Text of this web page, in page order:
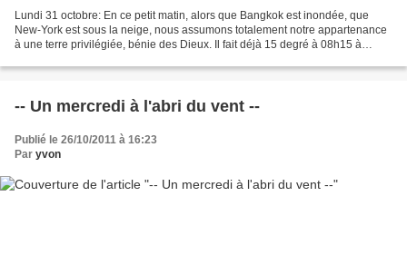
Lundi 31 octobre: En ce petit matin, alors que Bangkok est inondée, que
New-York est sous la neige, nous assumons totalement notre appartenance
à une terre privilégiée, bénie des Dieux. Il fait déjà 15 degré à 08h15 à
-- Un mercredi à l'abri du vent --
Publié le 26/10/2011 à 16:23
Par yvon